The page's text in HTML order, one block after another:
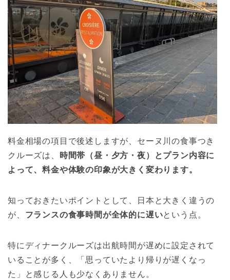
料金相場の項目で後述しますが、セーヌ川の食事つき
クルーズは、
時間帯（昼・夕方・夜）とプラン内容に
よって、料金や体験の印象が大きく変わります。
知っておきたいポイントとして、日本と大きく違うの
が、 フランスの食事時間が全体的に遅いという点。
特にディナークルーズは出航時間が遅めに設定されて
いることが多く、「思っていたより帰りが遅くなっ
た」と感じる人も少なくありません。